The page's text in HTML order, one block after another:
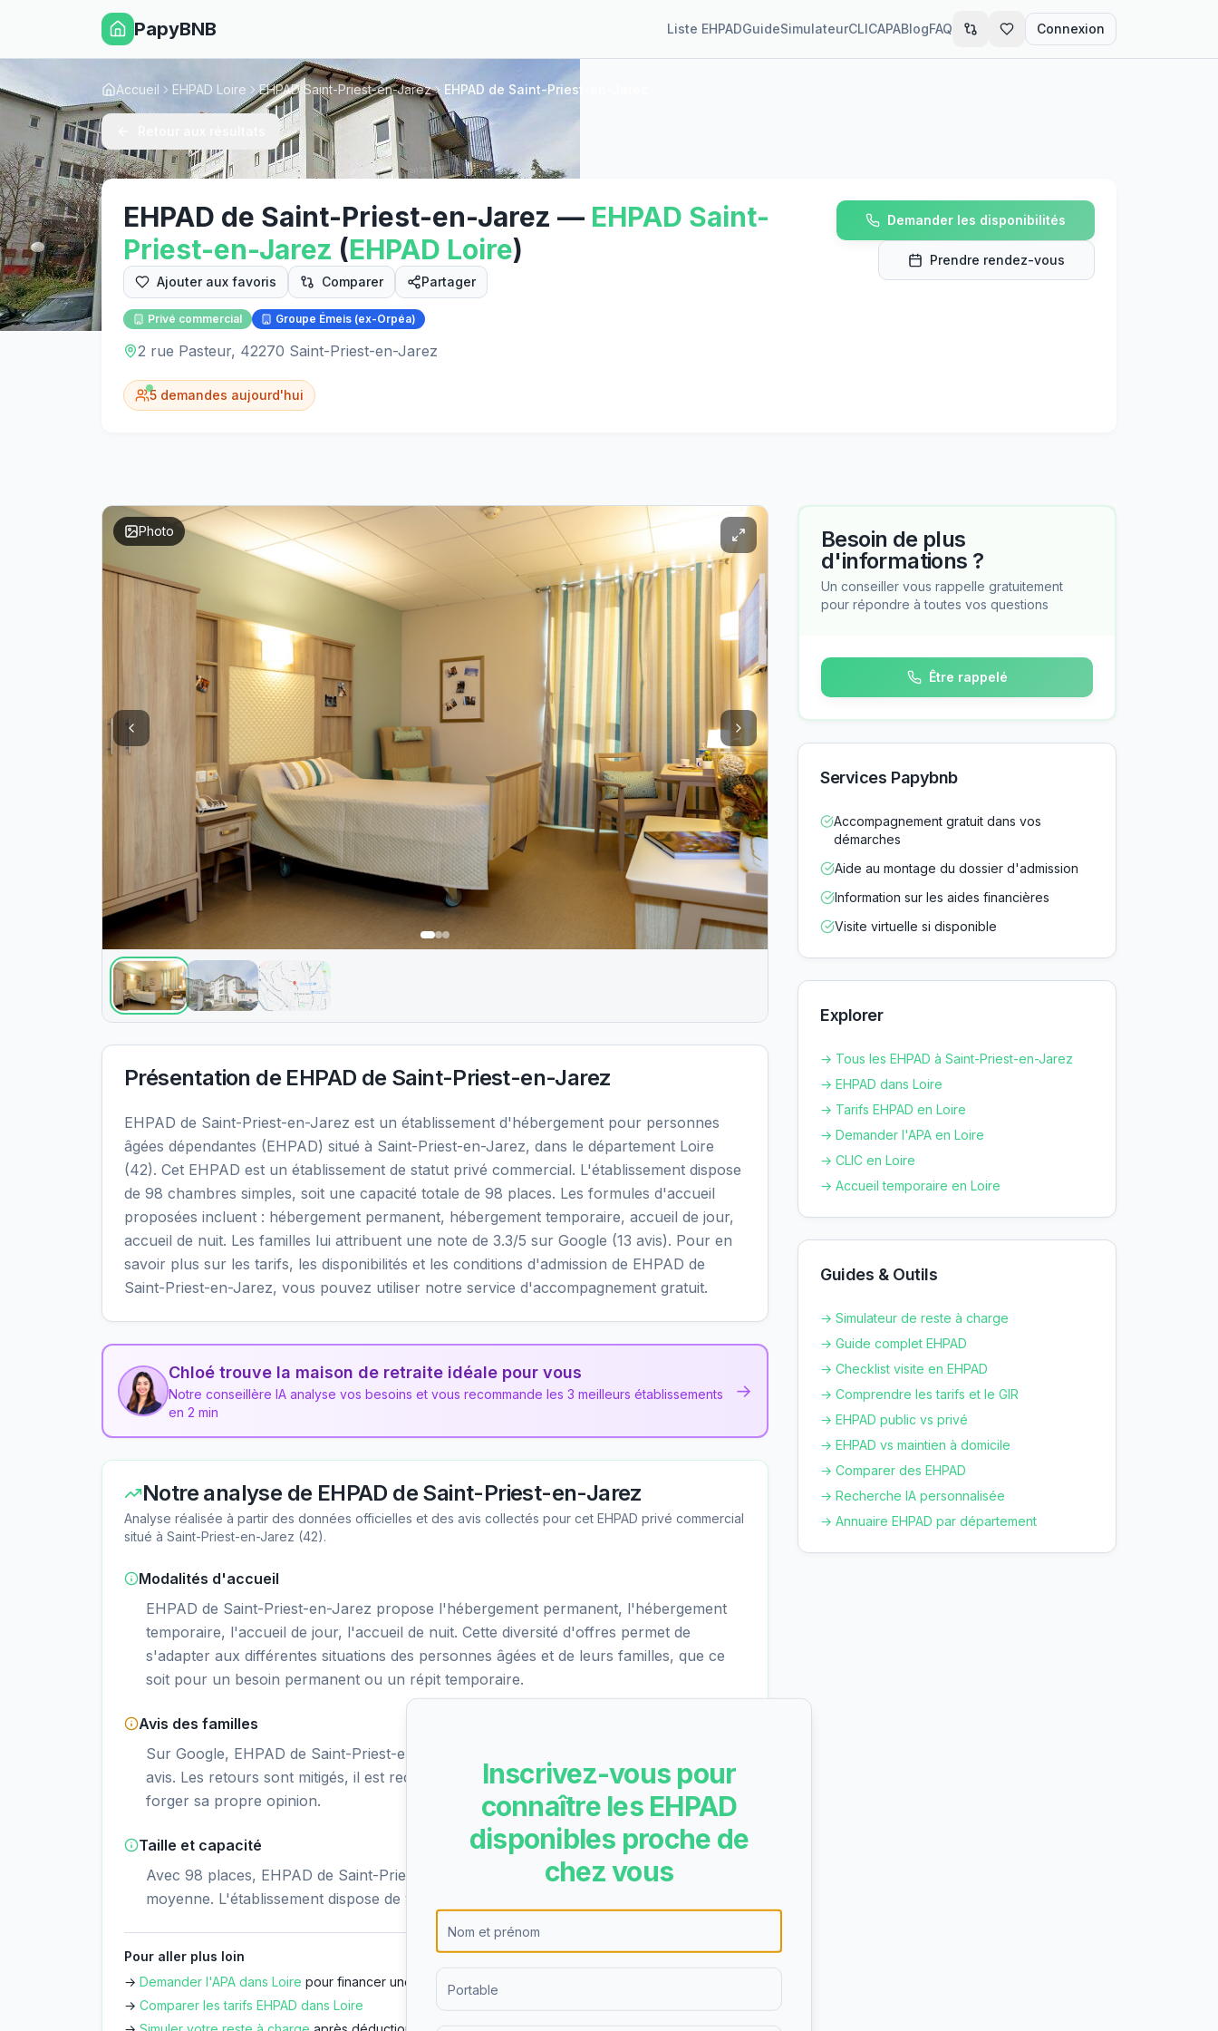
PapyBNB Liste EHPADGuideSimulateurCLICAPABlogFAQ Connexion
Accueil EHPAD Loire EHPAD Saint-Priest-en-Jarez EHPAD de Saint-Priest-en-Jarez
EHPAD de Saint-Priest-en-Jarez — EHPAD Saint-
Priest-en-Jarez (EHPAD Loire)
Ajouter aux favoris Comparer Partager
Privé commercial Groupe Émeis (ex-Orpéa)
2 rue Pasteur, 42270 Saint-Priest-en-Jarez
5 demandes aujourd'hui
Demander les disponibilités
Prendre rendez-vous
Photo
Présentation de EHPAD de Saint-Priest-en-Jarez
EHPAD de Saint-Priest-en-Jarez est un établissement d'hébergement pour personnes
âgées dépendantes (EHPAD) situé à Saint-Priest-en-Jarez, dans le département Loire
(42). Cet EHPAD est un établissement de statut privé commercial. L'établissement dispose
de 98 chambres simples, soit une capacité totale de 98 places. Les formules d'accueil
proposées incluent : hébergement permanent, hébergement temporaire, accueil de jour,
accueil de nuit. Les familles lui attribuent une note de 3.3/5 sur Google (13 avis). Pour en
savoir plus sur les tarifs, les disponibilités et les conditions d'admission de EHPAD de
Saint-Priest-en-Jarez, vous pouvez utiliser notre service d'accompagnement gratuit.
Chloé trouve la maison de retraite idéale pour vous
Notre conseillère IA analyse vos besoins et vous recommande les 3 meilleurs établissements
en 2 min
→
Notre analyse de EHPAD de Saint-Priest-en-Jarez
Analyse réalisée à partir des données officielles et des avis collectés pour cet EHPAD privé commercial
situé à Saint-Priest-en-Jarez (42).
Modalités d'accueil
EHPAD de Saint-Priest-en-Jarez propose l'hébergement permanent, l'hébergement
temporaire, l'accueil de jour, l'accueil de nuit. Cette diversité d'offres permet de
s'adapter aux différentes situations des personnes âgées et de leurs familles, que ce
soit pour un besoin permanent ou un répit temporaire.
Avis des familles
Sur Google, EHPAD de Saint-Priest-en-Jarez obtient une note de 3.3/5 basée sur 13
avis. Les retours sont mitigés, il est recommandé de visiter l'établissement pour se
forger sa propre opinion.
Taille et capacité
Avec 98 places, EHPAD de Saint-Priest-en-Jarez est un établissement de taille
moyenne. L'établissement dispose de 98 chambres.
Pour aller plus loin
→ Demander l'APA dans Loire pour financer une partie du tarif dépendance
→ Comparer les tarifs EHPAD dans Loire
Besoin de plus
d'informations ?
Un conseiller vous rappelle gratuitement
pour répondre à toutes vos questions
Être rappelé
Services Papybnb
Accompagnement gratuit dans vos
démarches
Aide au montage du dossier d'admission
Information sur les aides financières
Visite virtuelle si disponible
Explorer
→ Tous les EHPAD à Saint-Priest-en-Jarez
→ EHPAD dans Loire
→ Tarifs EHPAD en Loire
→ Demander l'APA en Loire
→ CLIC en Loire
→ Accueil temporaire en Loire
Guides & Outils
→ Simulateur de reste à charge
→ Guide complet EHPAD
→ Checklist visite en EHPAD
→ Comprendre les tarifs et le GIR
→ EHPAD public vs privé
→ EHPAD vs maintien à domicile
→ Comparer des EHPAD
→ Recherche IA personnalisée
→ Annuaire EHPAD par département
Inscrivez-vous pour
connaître les EHPAD
disponibles proche de
chez vous